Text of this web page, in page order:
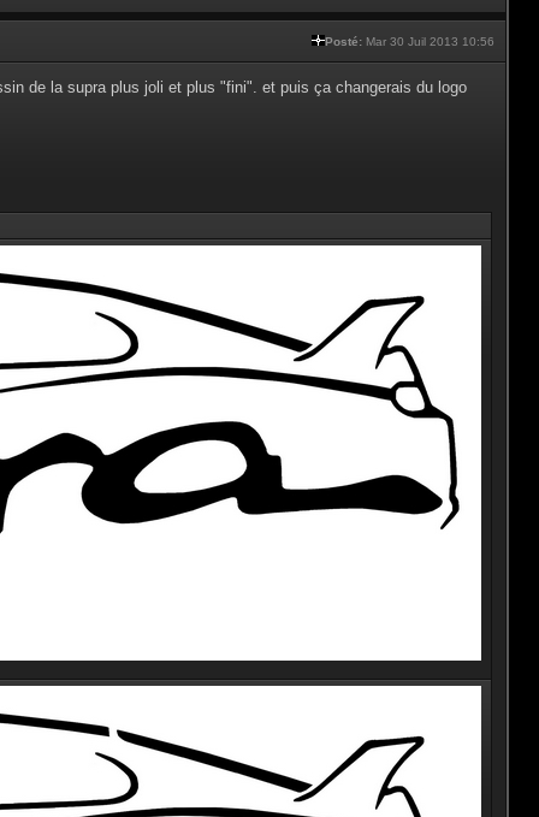
Posté: Mar 30 Juil 2013 10:56
de la supra plus joli et plus "fini". et puis ça changerais du logo